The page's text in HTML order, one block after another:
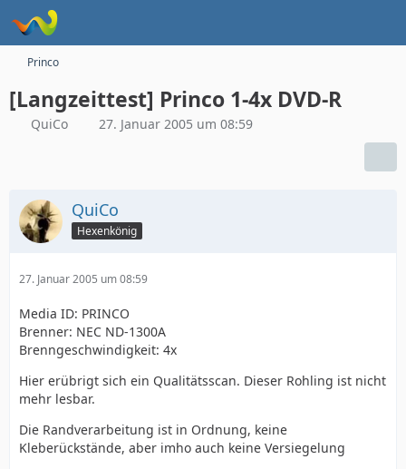
Princo
[Langzeittest] Princo 1-4x DVD-R
QuiCo 27. Januar 2005 um 08:59
QuiCo
Hexenkönig
27. Januar 2005 um 08:59
Media ID: PRINCO
Brenner: NEC ND-1300A
Brenngeschwindigkeit: 4x
Hier erübrigt sich ein Qualitätsscan. Dieser Rohling ist nicht
mehr lesbar.
Die Randverarbeitung ist in Ordnung, keine
Kleberückstände, aber imho auch keine Versiegelung